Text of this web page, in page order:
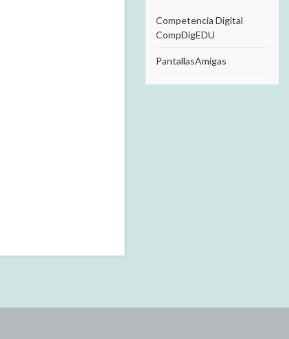
Competencia Digital
CompDigEDU
PantallasAmigas